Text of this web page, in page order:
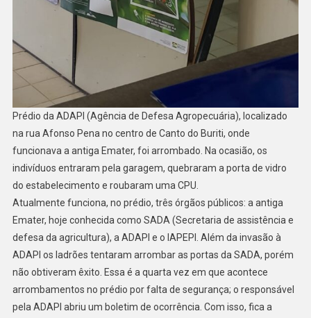
Prédio da ADAPI (Agência de Defesa Agropecuária), localizado
na rua Afonso Pena no centro de Canto do Buriti, onde
funcionava a antiga Emater, foi arrombado. Na ocasião, os
indivíduos entraram pela garagem, quebraram a porta de vidro
do estabelecimento e roubaram uma CPU.
Atualmente funciona, no prédio, três órgãos públicos: a antiga
Emater, hoje conhecida como SADA (Secretaria de assistência e
defesa da agricultura), a ADAPI e o IAPEPI. Além da invasão à
ADAPI os ladrões tentaram arrombar as portas da SADA, porém
não obtiveram êxito. Essa é a quarta vez em que acontece
arrombamentos no prédio por falta de segurança; o responsável
pela ADAPI abriu um boletim de ocorrência. Com isso, fica a